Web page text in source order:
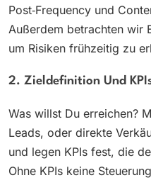
Post‑Frequency und
Außerdem betrachten wir
um Risiken frühzeitig zu
2. Zieldefinition Und
Was willst Du erreichen?
Leads, oder direkte
und legen KPIs fest, die
Ohne KPIs keine